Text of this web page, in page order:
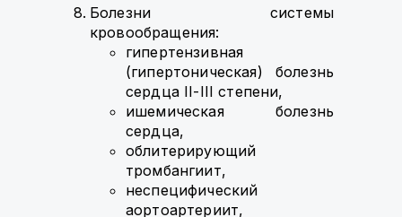
Болезни системы
кровообращения:
гипертензивная
(гипертоническая) болезнь
сердца II-III степени,
ишемическая болезнь
сердца,
облитерирующий
тромбангиит,
неспецифический
аортоартериит,